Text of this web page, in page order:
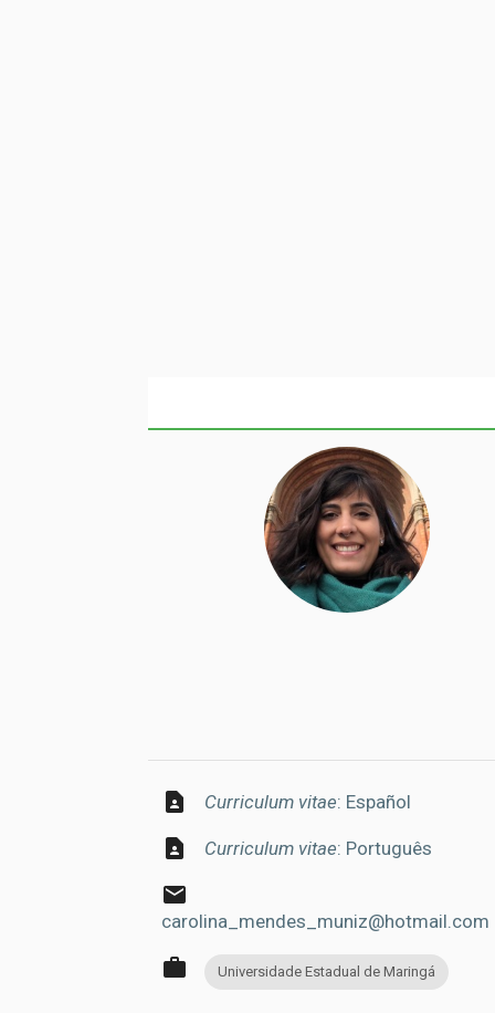
contact_page Curriculum vitae: Español
contact_page Curriculum vitae: Português
email
carolina_mendes_muniz@hotmail.com
work Universidade Estadual de Maringá